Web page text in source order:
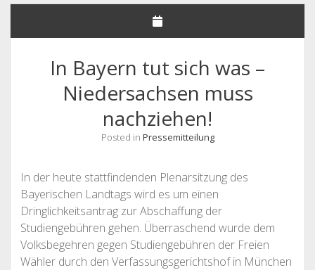
STELLUNGNAHMEN
DEUTSCHLANDSEMESTERTICKET
MITGLIEDER
SATZUNG & GO
Offene
Drop-
Down-
Menü
SATZUNG
LINKS & FAQ
Offene
FAQ
In Bayern tut sich was –
Niedersachsen muss
nachziehen!
Posted in Pressemitteilung
In der heute stattfindenden Plenarsitzung des
Bayerischen Landtags wird es um einen
Dringlichkeitsantrag zur Abschaffung der
Studiengebühren gehen. Überraschend wurde dem
Volksbegehren gegen Studiengebühren der Freien
Wähler durch den Verfassungsgerichtshof in München